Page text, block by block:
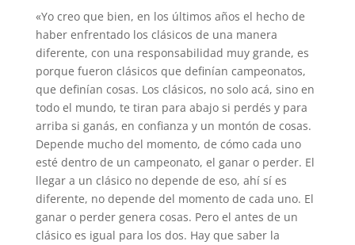
«Yo creo que bien, en los últimos años el hecho de
haber enfrentado los clásicos de una manera
diferente, con una responsabilidad muy grande, es
porque fueron clásicos que definían campeonatos,
que definían cosas. Los clásicos, no solo acá, sino en
todo el mundo, te tiran para abajo si perdés y para
arriba si ganás, en confianza y un montón de cosas.
Depende mucho del momento, de cómo cada uno
esté dentro de un campeonato, el ganar o perder. El
llegar a un clásico no depende de eso, ahí sí es
diferente, no depende del momento de cada uno. El
ganar o perder genera cosas. Pero el antes de un
clásico es igual para los dos. Hay que saber la